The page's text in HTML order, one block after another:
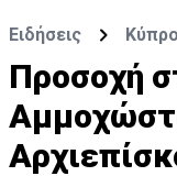
Ειδήσεις
Προσοχή